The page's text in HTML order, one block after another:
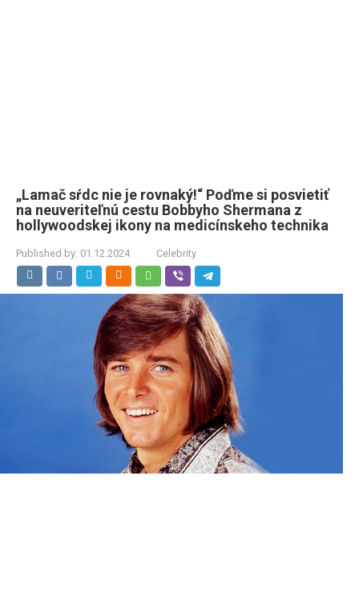
„Lamač sŕdc nie je rovnaký!“ Poďme si posvietiť
na neuveriteľnú cestu Bobbyho Shermana z
hollywoodskej ikony na medicínskeho technika
Published by: 01.12.2024 Celebrity